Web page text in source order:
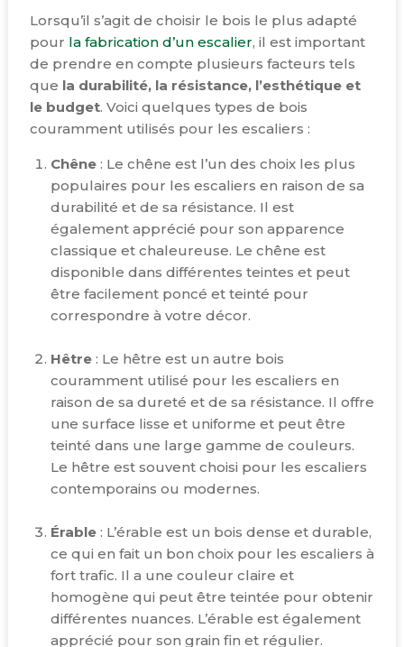
Lorsqu’il s’agit de choisir le bois le plus adapté
pour la fabrication d’un escalier, il est important
de prendre en compte plusieurs facteurs tels
que la durabilité, la résistance, l’esthétique et
le budget. Voici quelques types de bois
couramment utilisés pour les escaliers :
Chêne: Le chêne est l’un des choix les plus
populaires pour les escaliers en raison de sa
durabilité et de sa résistance. Il est
également apprécié pour son apparence
classique et chaleureuse. Le chêne est
disponible dans différentes teintes et peut
être facilement poncé et teinté pour
correspondre à votre décor.
Hêtre: Le hêtre est un autre bois
couramment utilisé pour les escaliers en
raison de sa dureté et de sa résistance. Il offre
une surface lisse et uniforme et peut être
teinté dans une large gamme de couleurs.
Le hêtre est souvent choisi pour les escaliers
contemporains ou modernes.
Érable: L’érable est un bois dense et durable,
ce qui en fait un bon choix pour les escaliers à
fort trafic. Il a une couleur claire et
homogène qui peut être teintée pour obtenir
différentes nuances. L’érable est également
apprécié pour son grain fin et régulier.